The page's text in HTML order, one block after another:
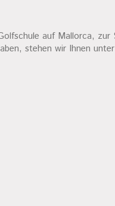
auf Mallorca, zur
stehen wir Ihnen